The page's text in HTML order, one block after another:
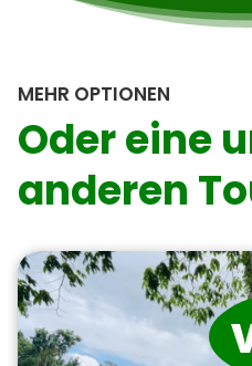
MEHR OPTIONEN
Oder eine
anderen